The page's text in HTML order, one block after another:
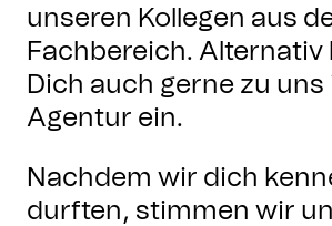
unseren Kollegen aus
Fachbereich. Alternativ
Dich auch gerne zu uns
Agentur ein.
Nachdem wir dich
durften, stimmen wir